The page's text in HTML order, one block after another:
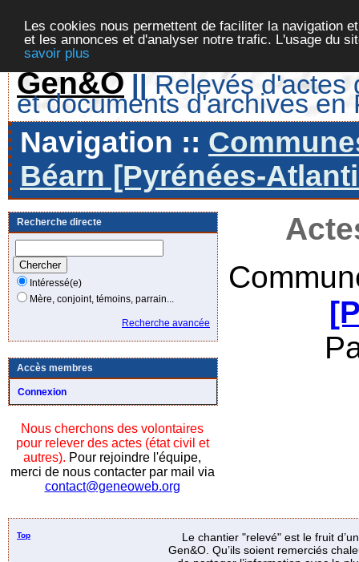
Les cookies nous permettent de faciliter la navigation
et les annonces et d'analyser notre trafic. L'usage du
savoir plus
Gen&O || Relevés d'actes
et documents d'archives en
Navigation ::
Béarn [Pyrénées-
Recherche directe
Intéressé(e)
Mère, conjoint, témoins, parrain...
Recherche avancée
Accès membres
Connexion
Nous cherchons des volontaires
pour relever des actes (état civil et
autres). Pour rejoindre l'équipe,
merci de nous contacter par mail via
contact@geneoweb.org
Top
Le chantier "relevé" est le fruit
Gen&O. Qu’ils soient remerciés